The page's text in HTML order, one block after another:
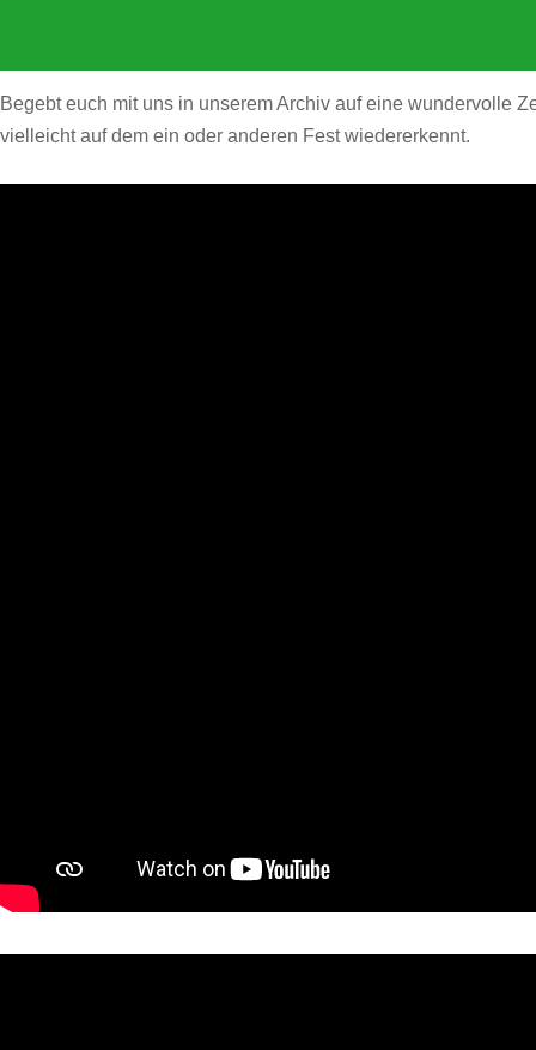
Begebt euch mit uns in unserem Archiv auf eine wundervolle
vielleicht auf dem ein oder anderen Fest wiedererkennt.